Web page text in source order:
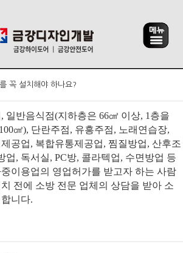
꼭 설치해야 하나요?
, 일반음식점(지하층은 66㎠ 이상, 1 층을
100㎠), 단란주점, 유흥주점, 노래연습장,
공업, 복합유통제공업, 찜질방업, 산후조
업, 독서실, PC방, 콜라텍업, 수면방업 등
이용업의 영업허가를 받고자 하는 사람
전에 소방 전문 업체의 상담을 받아 소
니다.